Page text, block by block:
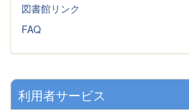
図書館リンク
FAQ
利用者サービス